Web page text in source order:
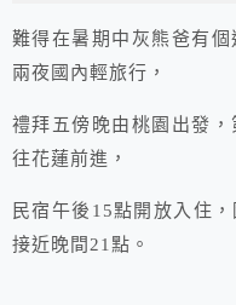
難得在暑期中灰熊爸有
兩夜國內輕旅行，
禮拜五傍晚由桃園出發
往花蓮前進，
民宿午後15點開放入住
接近晚間21點。